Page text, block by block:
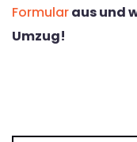
Formularaus und
Umzug!